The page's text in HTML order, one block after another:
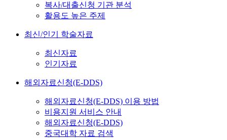
복사/대출신청 기관 분석
활용도 높은 주제
최신/인기 학술자료
최신자료
인기자료
해외자료신청(E-DDS)
해외자료신청(E-DDS) 이용 방법
비용지원 서비스 안내
해외자료신청(E-DDS)
중국대학 자료 검색